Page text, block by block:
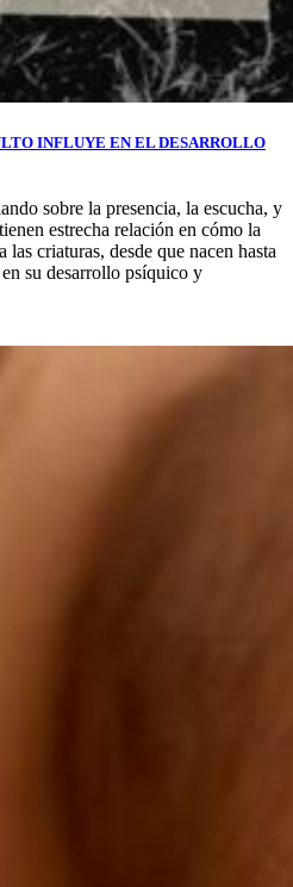
INFLUYE EN EL DESARROLLO
sobre la presencia, la escucha, y
estrecha relación en cómo la
criaturas, desde que nacen hasta
su desarrollo psíquico y